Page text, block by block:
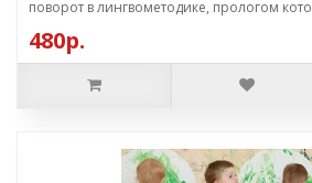
поворот в лингвометодике, прологом
480р.